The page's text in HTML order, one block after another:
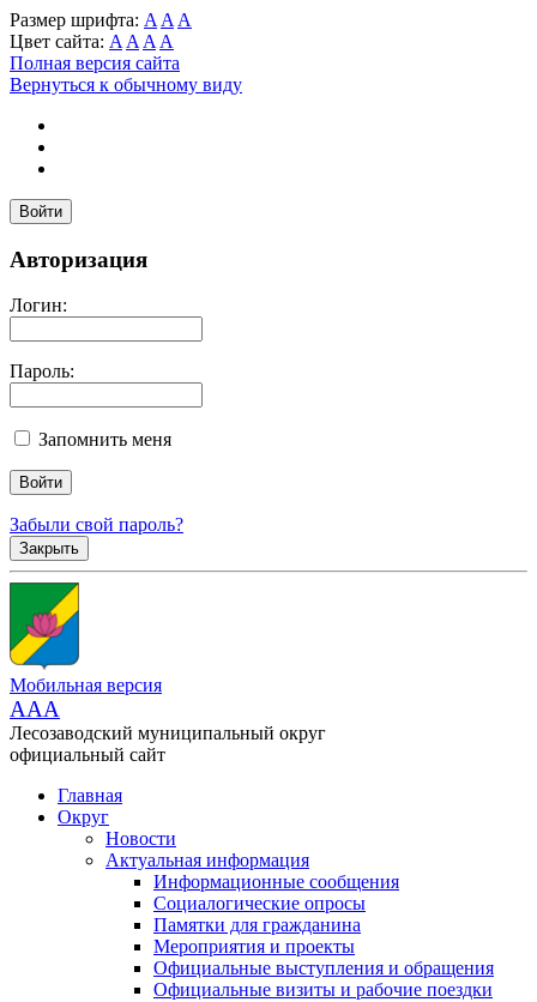
Размер шрифта: A A A
Цвет сайта: A A A A
Полная версия сайта
Вернуться к обычному виду
Войти
Авторизация
Логин:
Пароль:
Запомнить меня
Забыли свой пароль?
Закрыть
Мобильная версия
AAA
Лесозаводский муниципальный округ
официальный сайт
Главная
Округ
Новости
Актуальная информация
Информационные сообщения
Социалогические опросы
Памятки для гражданина
Мероприятия и проекты
Официальные выступления и обращения
Официальные визиты и рабочие поездки